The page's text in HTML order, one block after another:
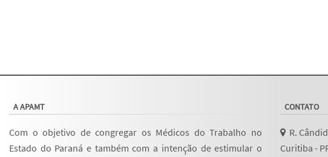
A APAMT
Com o objetivo de congregar os Médicos do Trabalho no
Estado do Paraná e também com a intenção de estimular o
CONTATO
R.
Curitiba -